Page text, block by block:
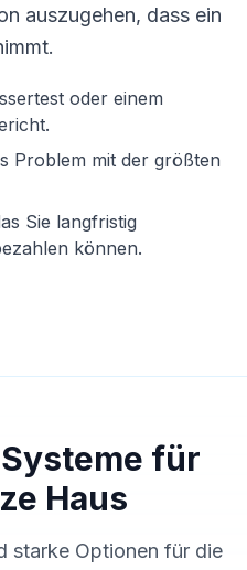
auszugehen, dass ein
oder einem
Problem mit der größten
Sie langfristig
können.
für
Haus
starke Optionen für die